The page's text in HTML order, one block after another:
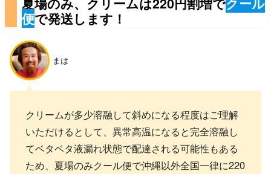
便で発送します！
まは
クリームが多少溶融して斜めになる程度はご理解
いただけるとして、異常高温になると完全溶融し
てベタベタ液漏れ状態で配達される可能性もある
ため、夏場のみクール便で沖縄以外全国一律に220